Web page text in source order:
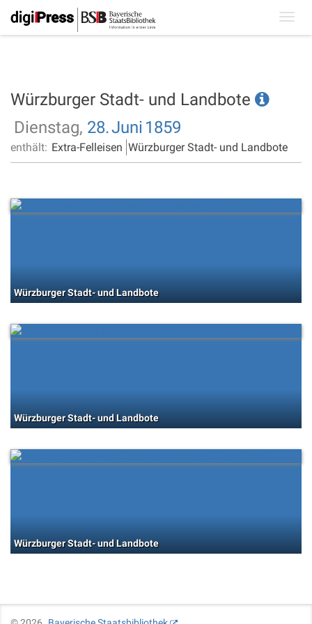
Würzburger Stadt- und Landbote
Dienstag, 28.Juni 1859
enthält: Extra-Felleisen Würzburger Stadt- und Landbote
Würzburger Stadt- und Landbote
Würzburger Stadt- und Landbote
Würzburger Stadt- und Landbote